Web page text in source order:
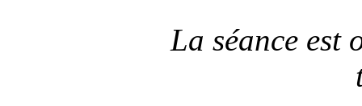
La séance est